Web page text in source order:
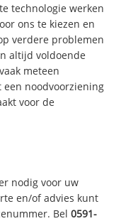
technologie werken
ons te kiezen en
verdere problemen
altijd voldoende
meteen
noodvoorziening
voor de
nodig voor uw
en/of advies kunt
Bel0591-